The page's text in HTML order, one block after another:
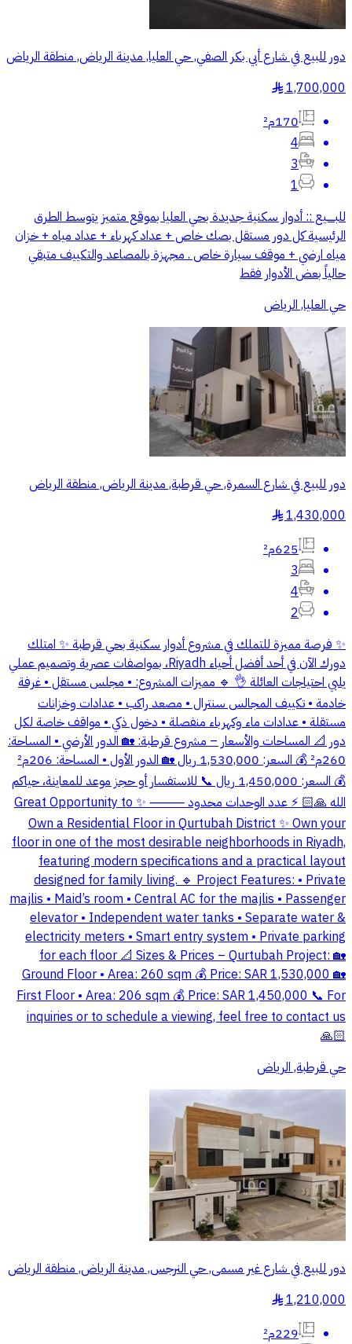
دور للبيع في شارع أبي بكر الصفي, حي العليا, مدينة الرياض, منطقة الرياض
1,700,000
§
170م²
4
3
1
للبـــــيع :: أدوار سكنية جديدة بحي العليا بموقع متميز يتوسط الطرق
الرئيسية كل دور مستقل بصك خاص + عداد كهرباء + عداد مياه + خزان
مياه ارضي + موقف سيارة خاص . مجهزة بالمصاعد والتكييف متبقي
حالياً بعض الأدوار فقط
حي العليا, الرياض
دور للبيع في شارع السمرة, حي قرطبة, مدينة الرياض, منطقة الرياض
1,430,000
§
625م²
3
4
2
✨ فرصة مميزة للتملك في مشروع أدوار سكنية بحي قرطبة ✨ امتلك
دورك الآن في أحد أفضل أحياء Riyadh، بمواصفات عصرية وتصميم عملي
يلبي احتياجات العائلة 👌 🔹 مميزات المشروع: • مجلس مستقل • غرفة
خادمة • تكييف المجالس سنترال • مصعد راكب • عدادات وخزانات
مستقلة • عدادات ماء وكهرباء منفصلة • دخول ذكي • مواقف خاصة لكل
دور 📐 المساحات والأسعار – مشروع قرطبة: 🏡 الدور الأرضي • المساحة:
260م² 💰 السعر: 1,530,000 ريال 🏡 الدور الأول • المساحة: 206م²
💰 السعر: 1,450,000 ريال 📞 للاستفسار أو حجز موعد للمعاينة، حياكم
الله 🙏🏻 ⚡ عدد الوحدات محدود ⸻ ✨ Great Opportunity to
Own a Residential Floor in Qurtubah District ✨ Own your
floor in one of the most desirable neighborhoods in Riyadh,
featuring modern specifications and a practical layout
designed for family living. 🔹 Project Features: • Private
majlis • Maid’s room • Central AC for the majlis • Passenger
elevator • Independent water tanks • Separate water &
electricity meters • Smart entry system • Private parking
for each floor 📐 Sizes & Prices – Qurtubah Project: 🏡
Ground Floor • Area: 260 sqm 💰 Price: SAR 1,530,000 🏡
First Floor • Area: 206 sqm 💰 Price: SAR 1,450,000 📞 For
inquiries or to schedule a viewing, feel free to contact us
🙏🏻
حي قرطبة, الرياض
دور للبيع في شارع غير مسمى, حي النرجس, مدينة الرياض, منطقة الرياض
1,210,000
§
229م²